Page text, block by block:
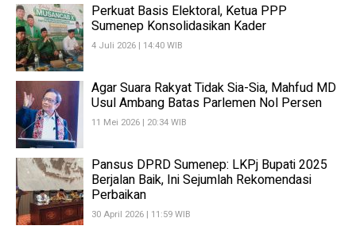
Perkuat Basis Elektoral, Ketua PPP
Sumenep Konsolidasikan Kader
4 Juli 2026 | 14:40 WIB
Agar Suara Rakyat Tidak Sia-Sia, Mahfud MD
Usul Ambang Batas Parlemen Nol Persen
11 Mei 2026 | 20:34 WIB
Pansus DPRD Sumenep: LKPj Bupati 2025
Berjalan Baik, Ini Sejumlah Rekomendasi
Perbaikan
30 April 2026 | 11:59 WIB